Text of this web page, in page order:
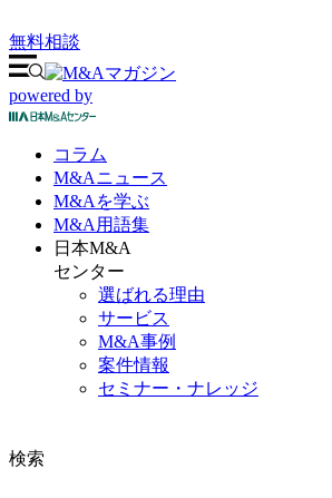
無料相談
powered by
コラム
M&Aニュース
M&Aを学ぶ
M&A 用語集
日本M&A
センター
選ばれる理由
サービス
M&A事例
案件情報
セミナー・ナレッジ
検索